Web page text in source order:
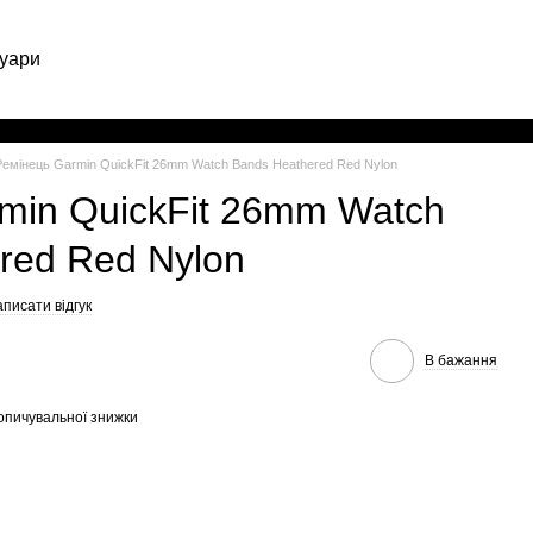
Garmin QuickFit 26mm Watch Bands Heathered Red Nylon
QuickFit 26mm Watch
Red Nylon
відгук
В бажання
знижки